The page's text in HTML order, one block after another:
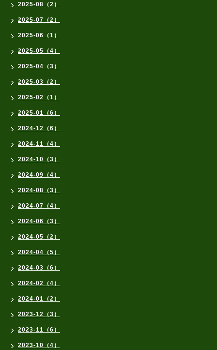
2025-08（2）
2025-07（2）
2025-06（1）
2025-05（4）
2025-04（3）
2025-03（2）
2025-02（1）
2025-01（6）
2024-12（6）
2024-11（4）
2024-10（3）
2024-09（4）
2024-08（3）
2024-07（4）
2024-06（3）
2024-05（2）
2024-04（5）
2024-03（6）
2024-02（4）
2024-01（2）
2023-12（3）
2023-11（6）
2023-10（4）